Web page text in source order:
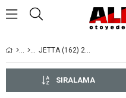
JETTA (162) 2011-
SIRALAMA